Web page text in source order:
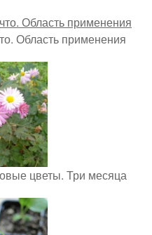
Область применения
цветы. Три месяца